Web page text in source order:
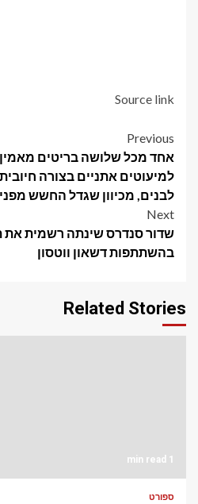
Source link
Post
navigation
Previous
אחד מכל שלושה בריטים
למיעוטים אתניים בצורה
לבנים, מכיוון שגדל החשש
Next
בהשתתפות דשאון ווטסון
Related Stories
1 min read
ספורט